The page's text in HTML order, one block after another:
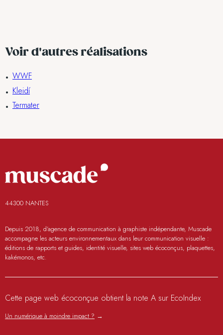
Voir d'autres réalisations
WWF
Kleidí
Termater
44300 NANTES
Depuis 2018, d'agence de communication à graphiste indépendante, Muscade
accompagne les acteurs environnementaux dans leur communication visuelle :
éditions de rapports et guides, identité visuelle, sites web écoconçus, plaquettes,
kakémonos, etc.
Cette page web écoconçue obtient la note A sur EcoIndex
Un numérique à moindre impact ? →